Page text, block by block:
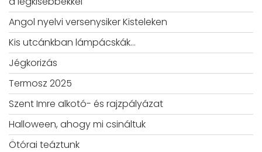
Angol nyelvi versenysiker Kisteleken
Kis utcánkban lámpácskák…
Jégkorizás
Termosz 2025
Szent Imre alkotó- és rajzpályázat
Halloween, ahogy mi csináltuk
Ötórai teáztunk